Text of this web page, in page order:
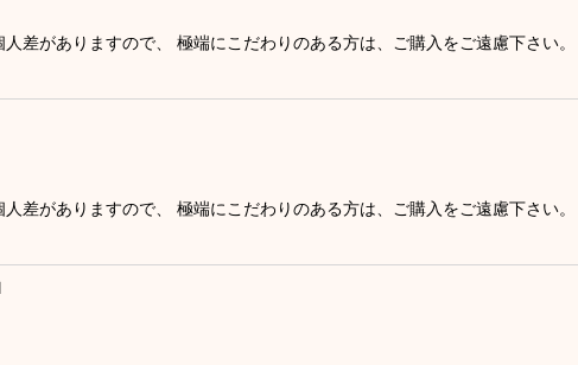
差がありますので、 極端にこだわりのある方は、ご購入をご遠慮下さい
差がありますので、 極端にこだわりのある方は、ご購入をご遠慮下さい